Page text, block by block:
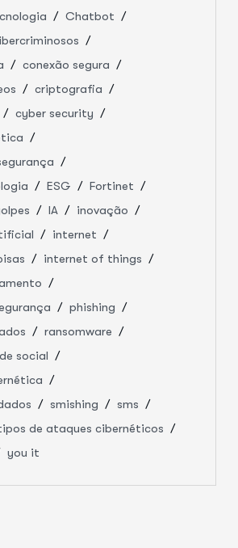
Chatbot
conexão segura
criptografia
cyber security
ESG
Fortinet
IA
inovação
internet
internet of things
phishing
ransomware
social
smishing
sms
de ataques cibernéticos
you it